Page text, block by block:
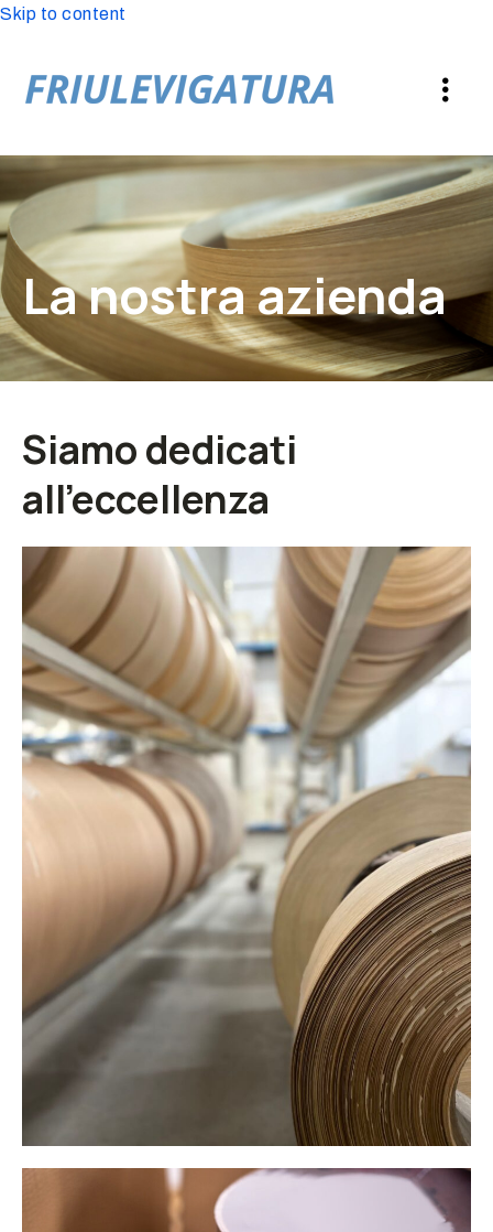
Skip to content
La nostra azienda
Siamo dedicati
all'eccellenza